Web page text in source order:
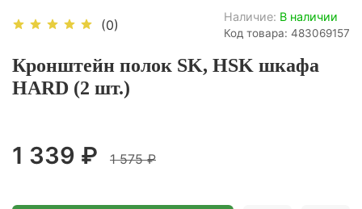
(0)
Наличие: В наличии
Код товара: 483069157
Кронштейн полок SK, HSK шкафа
HARD (2 шт.)
1 339 ₽ 1 575 ₽